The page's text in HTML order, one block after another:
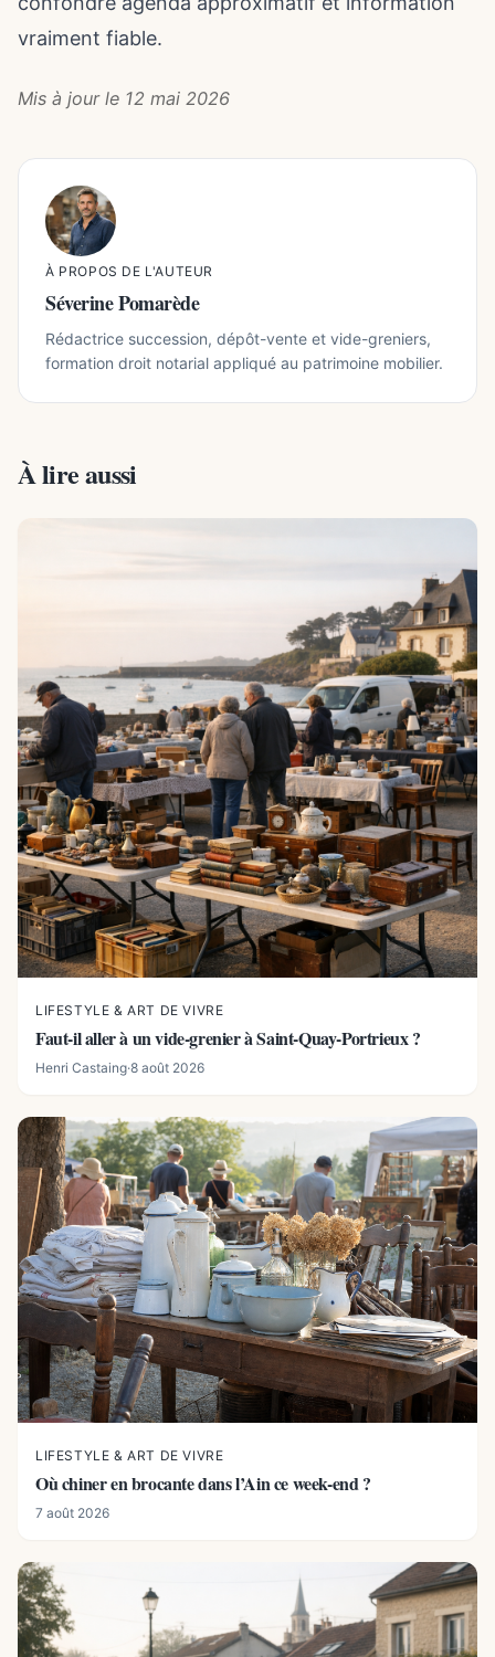
vraiment fiable.
Mis à jour le 12 mai 2026
À PROPOS DE L'AUTEUR
Séverine Pomarède
Rédactrice succession, dépôt-vente et vide-greniers,
formation droit notarial appliqué au patrimoine mobilier.
À lire aussi
LIFESTYLE & ART DE VIVRE
Faut-il aller à un vide-grenier à Saint-Quay-Portrieux ?
Henri Castaing·8 août 2026
LIFESTYLE & ART DE VIVRE
Où chiner en brocante dans l’Ain ce week-end ?
7 août 2026